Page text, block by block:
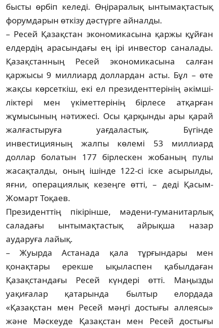
бысты өрбіп келеді. Өңірара­лық ынты­мақ­тас­тық
форумдарын өткізу дәстүрге айнал­ды.
– Ресей Қазақстан экономикасына қар­жы құйған
елдердің арасындағы ең ірі инвес­тор саналады.
Қазақстанның Ресей эко­­номикасына салған
қаржысы 9 мил­лиард доллардан асты. Бұл – өте
жақсы көрсеткіш, екі ел президенттерінің әкім­ші­
ліктері мен үкіметтерінің бірлесе атқар­ған
жұмысының нәтижесі. Осы қарқынды ары қарай
жалғас­тыруға уағдаластық. Бү­гінде
инвестицияның жалпы көлемі 53 миллиард
доллар болатын 177 бірлескен жобаның пулы
жасақталды, оның ішінде 122-сі іске асырылды,
яғни, опе­рациялық кезеңге өтті, – деді Қасым-
Жомарт Тоқаев.
Президенттің пікірінше, мәдени-гу­ма­нитарлық
саладағы ынтымақтастық ай­рықша назар
аударуға лайық.
– Жуырда Астанада қала тұрғындары мен
қонақтары ерекше ықыласпен қабыл­даған
Қазақстандағы Ресей күндері өтті. Маңызды
уақиғалар қатарында былтыр елордада
«Қазақстан мен Ресей мәңгі дос­тығы аллеясы»
және Мәскеуде Қазақстан мен Ресей достығы